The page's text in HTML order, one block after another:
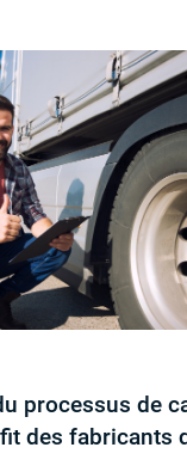
processus de
des fabricants